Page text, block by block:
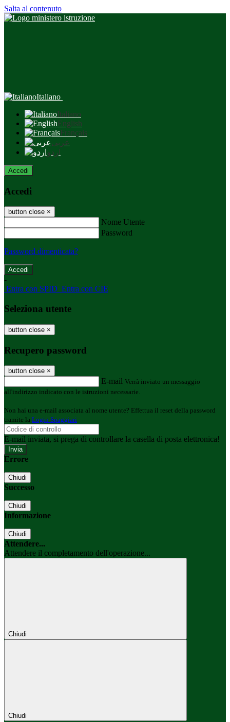
Salta al contenuto
Italiano
Italiano
English
Français
عربى
اردو
Accedi
Accedi
button close ×
Nome Utente
Password
Password dimenticata?
-
Entra con SPID Entra con CIE
Seleziona utente
button close ×
Recupero password
button close ×
E-mail Verrà inviato un messaggio
all'indirizzo indicato con le istruzioni necessarie.
Non hai una e-mail associata al nome utente? Effettua il reset della password
tramite la Login Spaggiari
E-mail inviata, si prega di controllare la casella di posta elettronica!
Errore
Chiudi
Successo
Chiudi
Informazione
Chiudi
Attendere...
Attendere il completamento dell'operazione...
Chiudi
Chiudi